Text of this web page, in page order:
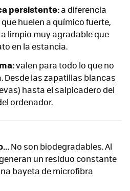
persistente:a diferencia
huelen a químico fuerte,
limpio muy agradable que
en la estancia.
valen para todo lo que no
Desde las zapatillas blancas
hasta el salpicadero del
ordenador.
No son biodegradables. Al
un residuo constante
bayeta de microfibra